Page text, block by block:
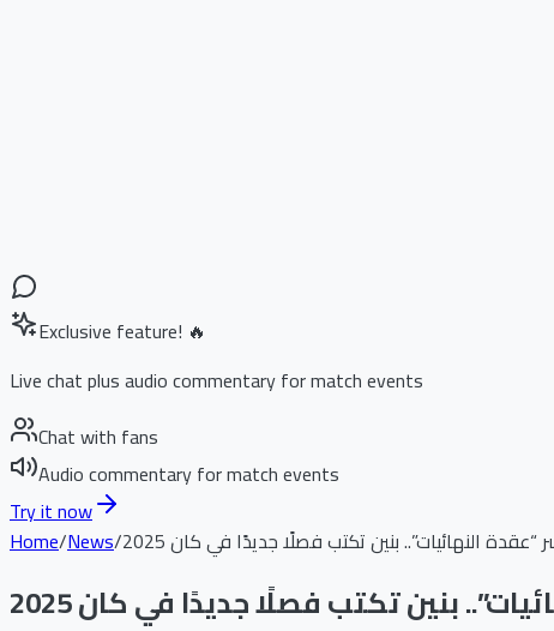
Exclusive feature! 🔥
Live chat plus audio commentary for match events
Chat with fans
Audio commentary for match events
Try it now
Home/News/ “عقدة النهائيات”.. بنين تكتب فصلًا جديدًا في كان 2025
بنين تكتب فصلًا جديدًا في كان 2025